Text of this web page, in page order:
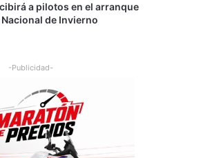
a pilotos en el arranque
de Invierno
-Publicidad-